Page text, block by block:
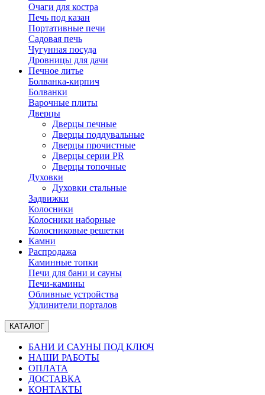
Очаги для костра
Печь под казан
Портативные печи
Садовая печь
Чугунная посуда
Дровницы для дачи
Печное литье
Болванка-кирпич
Болванки
Варочные плиты
Дверцы
Дверцы печные
Дверцы поддувальные
Дверцы прочистные
Дверцы серии PR
Дверцы топочные
Духовки
Духовки стальные
Задвижки
Колосники
Колосники наборные
Колосниковые решетки
Камни
Распродажа
Каминные топки
Печи для бани и сауны
Печи-камины
Обливные устройства
Удлинители порталов
КАТАЛОГ
БАНИ И САУНЫ ПОД КЛЮЧ
НАШИ РАБОТЫ
ОПЛАТА
ДОСТАВКА
КОНТАКТЫ